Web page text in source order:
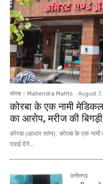
कोरबा Mahendra Mahto - August
कोरबा के एक नामी
का आरोप, मरीज की
कोरबा (आधार स्तंभ) : कोरबा के एक
दवाई देने...
छत्तीसगढ़